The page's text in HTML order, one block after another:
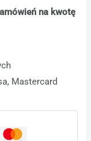
na kwotę
Mastercard